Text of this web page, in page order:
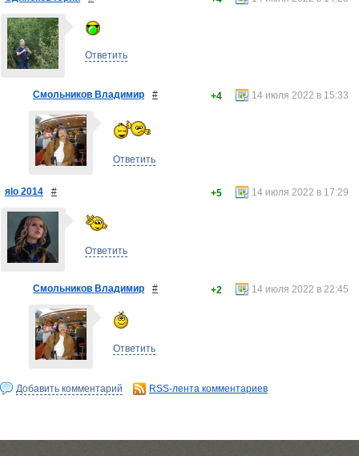
Ответить
Смольников Владимир # 14 июля 2022 в 15:33
+4
Ответить
яlo 2014 # 14 июля 2022 в 17:29
+5
Ответить
Смольников Владимир # 14 июля 2022 в 22:45
+2
Ответить
Добавить комментарий RSS-лента комментариев